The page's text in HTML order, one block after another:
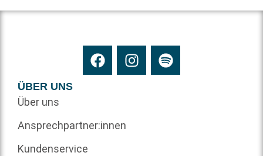
ÜBER UNS
Über uns
Ansprechpartner:innen
Kundenservice